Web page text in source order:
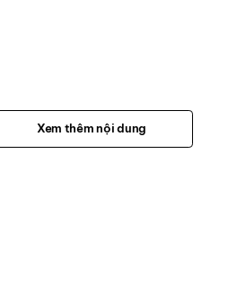
Xem thêm nội dung